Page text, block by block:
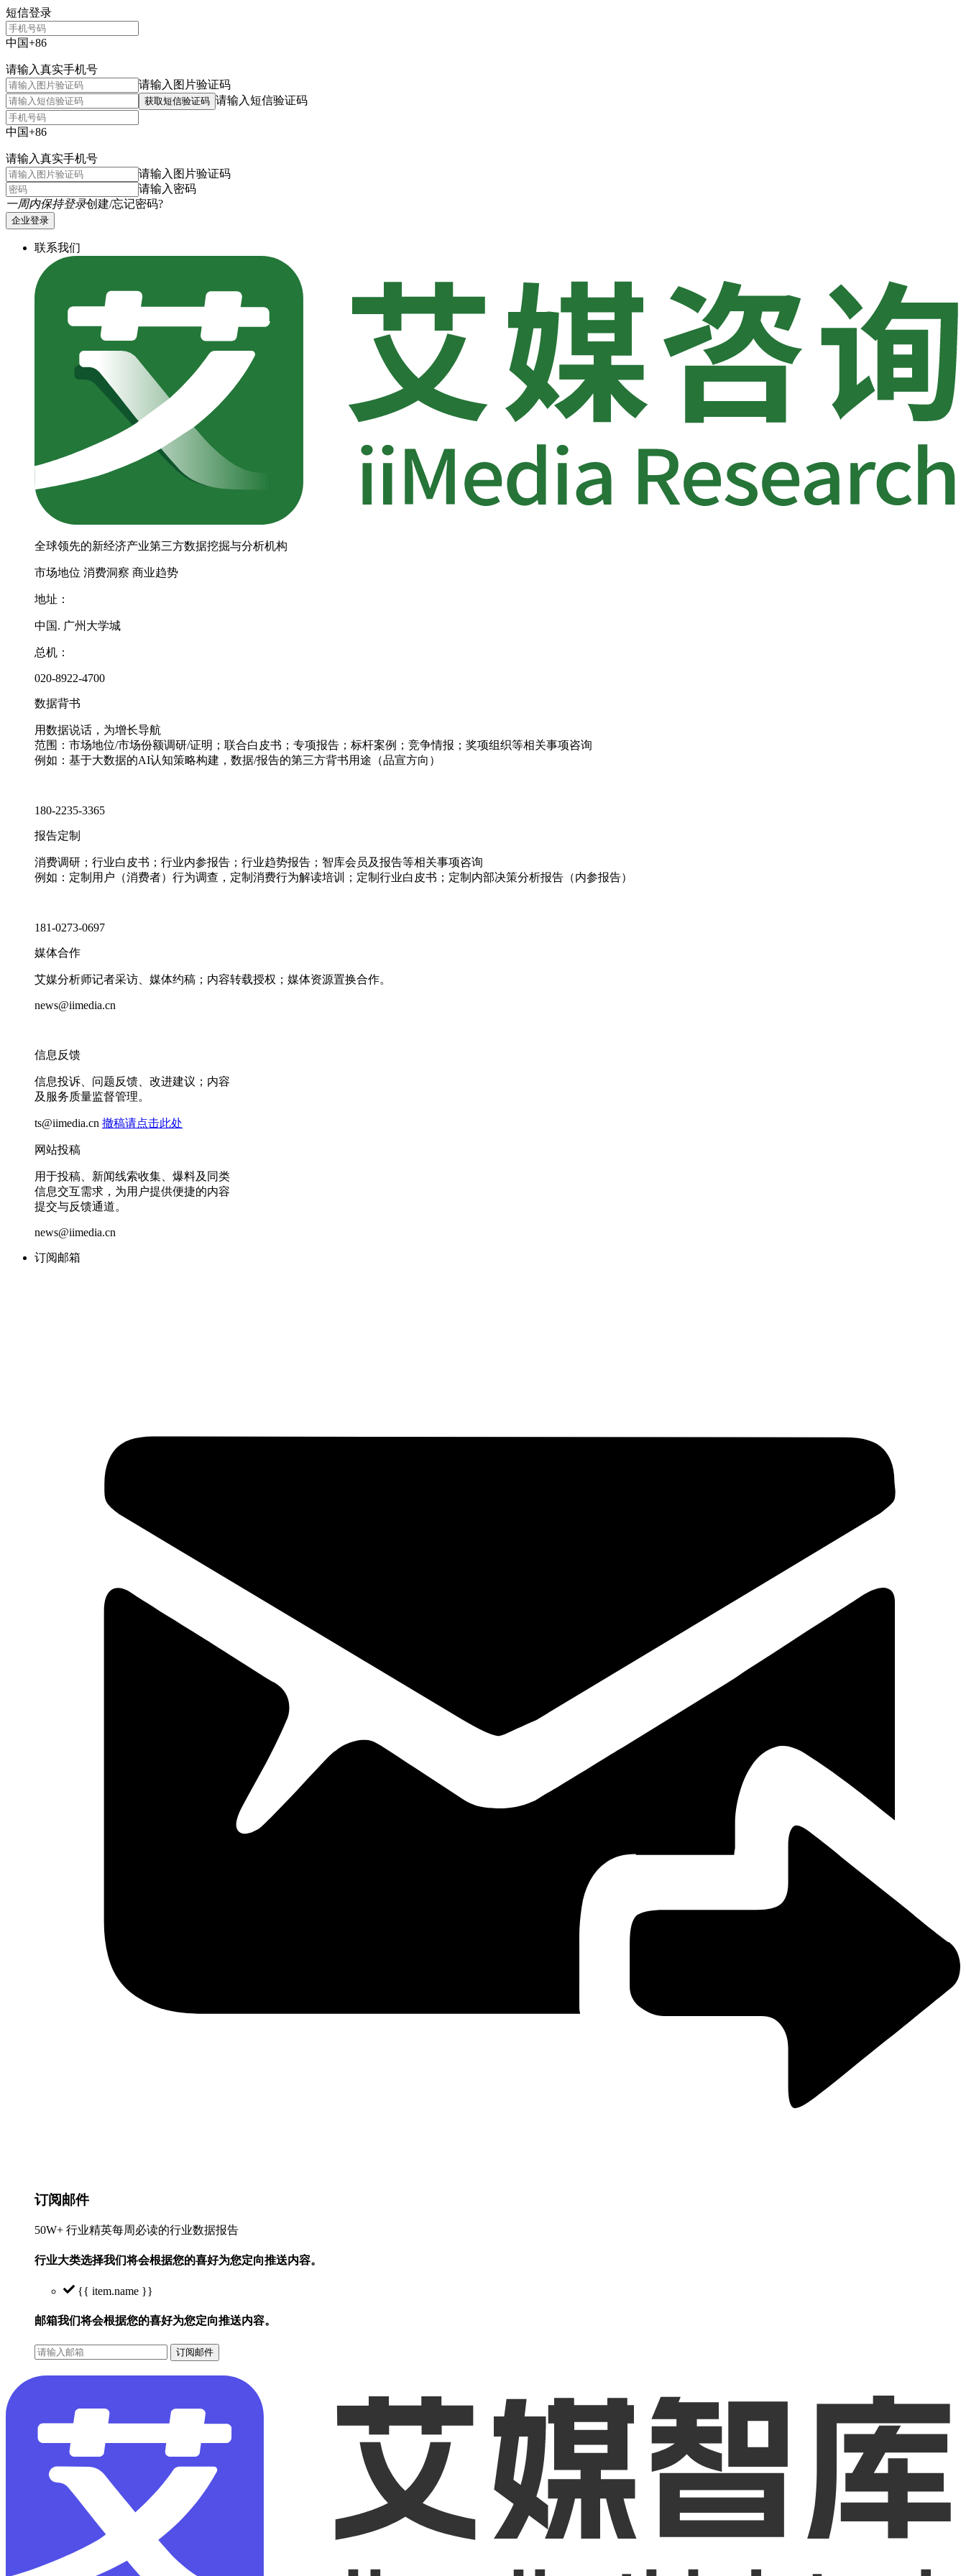
短信登录
中国+86
请输入真实手机号
请输入图片验证码
获取短信验证码 请输入短信验证码
中国+86
请输入真实手机号
请输入图片验证码
请输入密码
一周内保持登录创建/忘记密码?
企业登录
联系我们
全球领先的新经济产业第三方数据挖掘与分析机构
市场地位 消费洞察 商业趋势
地址：
中国. 广州大学城
总机：
020-8922-4700
数据背书
用数据说话，为增长导航
范围：市场地位/市场份额调研/证明；联合白皮书；专项报告；标杆案例；竞争情报；奖项组织等相关事项咨询
例如：基于大数据的AI认知策略构建，数据/报告的第三方背书用途（品宣方向）
180-2235-3365
报告定制
消费调研；行业白皮书；行业内参报告；行业趋势报告；智库会员及报告等相关事项咨询
例如：定制用户（消费者）行为调查，定制消费行为解读培训；定制行业白皮书；定制内部决策分析报告（内参报告）
181-0273-0697
媒体合作
艾媒分析师记者采访、媒体约稿；内容转载授权；媒体资源置换合作。
news@iimedia.cn
信息反馈
信息投诉、问题反馈、改进建议；内容
及服务质量监督管理。
ts@iimedia.cn 撤稿请点击此处
网站投稿
用于投稿、新闻线索收集、爆料及同类
信息交互需求，为用户提供便捷的内容
提交与反馈通道。
news@iimedia.cn
订阅邮箱
订阅邮件
50W+ 行业精英每周必读的行业数据报告
行业大类选择我们将会根据您的喜好为您定向推送内容。
{{ item.name }}
邮箱我们将会根据您的喜好为您定向推送内容。
订阅邮件